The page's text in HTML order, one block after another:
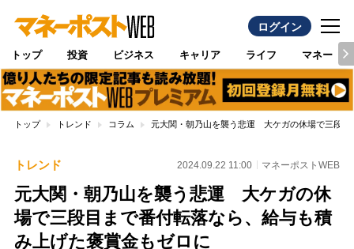
ログイン
トップ 投資 ビジネス キャリア ライフ マネー
トップ トレンド コラム 元大関・朝乃山を襲う悲運 大ケガの休場で三段目
トレンド 2024.09.22 11:00 マネーポストWEB
元大関・朝乃山を襲う悲運 大ケガの休
場で三段目まで番付転落なら、給与も積
み上げた褒賞金もゼロに